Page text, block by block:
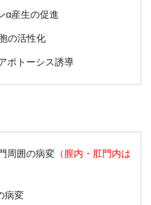
α産生の促進
の活性化
ポトーシス誘導
周囲の病変 （膣内・肛門内は
病変